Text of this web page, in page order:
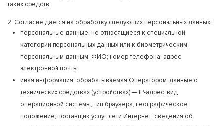
таких средств.
2. Согласие дается на обработку следующих персональных данных:
персональные данные, не относящиеся к специальной
категории персональных данных или к биометрическим
персональным данным: ФИО; номер телефона; адрес
электронной почты.
иная информация, обрабатываемая Оператором: данные о
технических средствах (устройствах) — IP-адрес, вид
операционной системы, тип браузера, географическое
положение, поставщик услуг сети Интернет; сведения об